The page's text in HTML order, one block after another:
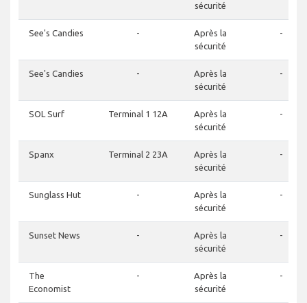
sécurité
See's Candies -
Après la
sécurité
-
See's Candies -
Après la
sécurité
-
SOL Surf Terminal 1 12A
Après la
sécurité
-
Spanx Terminal 2 23A
Après la
sécurité
-
Sunglass Hut -
Après la
sécurité
-
Sunset News -
Après la
sécurité
-
The
Economist
-
Après la
sécurité
-